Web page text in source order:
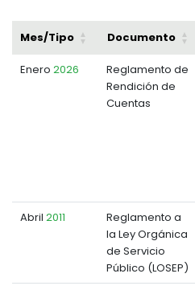
Mes/Tipo Documento
Enero 2026
Reglamento de
Rendición de
Cuentas
Abril 2011
Reglamento a
la Ley Orgánica
de Servicio
Público (LOSEP)